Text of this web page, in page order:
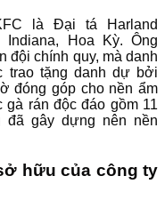
là Đại tá Harland
Hoa Kỳ. Ông
đội chính quy, mà danh
trao tặng danh dự bởi
đóng góp cho nền ẩm
rán độc đáo gồm 11
đã gây dựng nên nền
hữu của công ty